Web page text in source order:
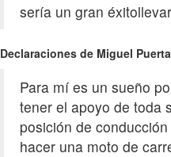
sería un gran
Declaraciones de Miguel
Para mí es un sueño
tener el apoyo de toda
posición de
hacer una moto de